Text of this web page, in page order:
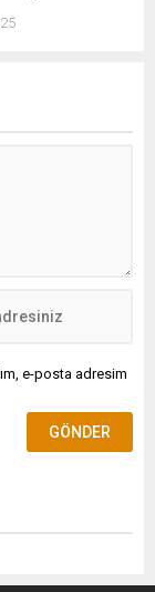
İBB de görev
e-posta adresim